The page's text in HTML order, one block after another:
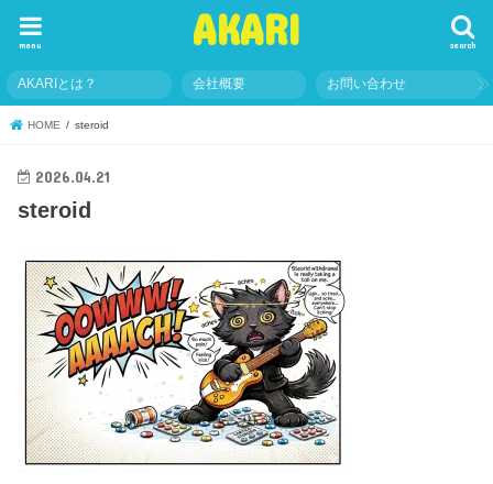
AKARI search
menu
AKARIとは？ 会社概要 お問い合わせ
HOME steroid
2026.04.21
steroid